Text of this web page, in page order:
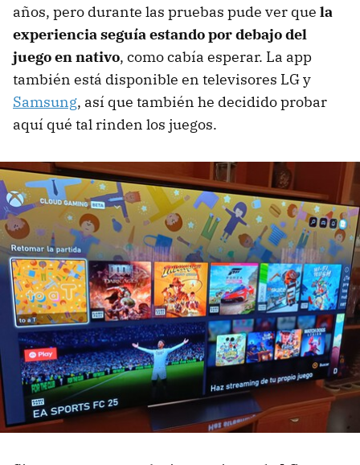
años, pero durante las pruebas pude ver que la
experiencia seguía estando por debajo del
juego en nativo, como cabía esperar. La app
también está disponible en televisores LG y
Samsung, así que también he decidido probar
aquí qué tal rinden los juegos.